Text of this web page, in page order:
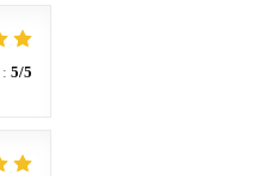
: 5/5